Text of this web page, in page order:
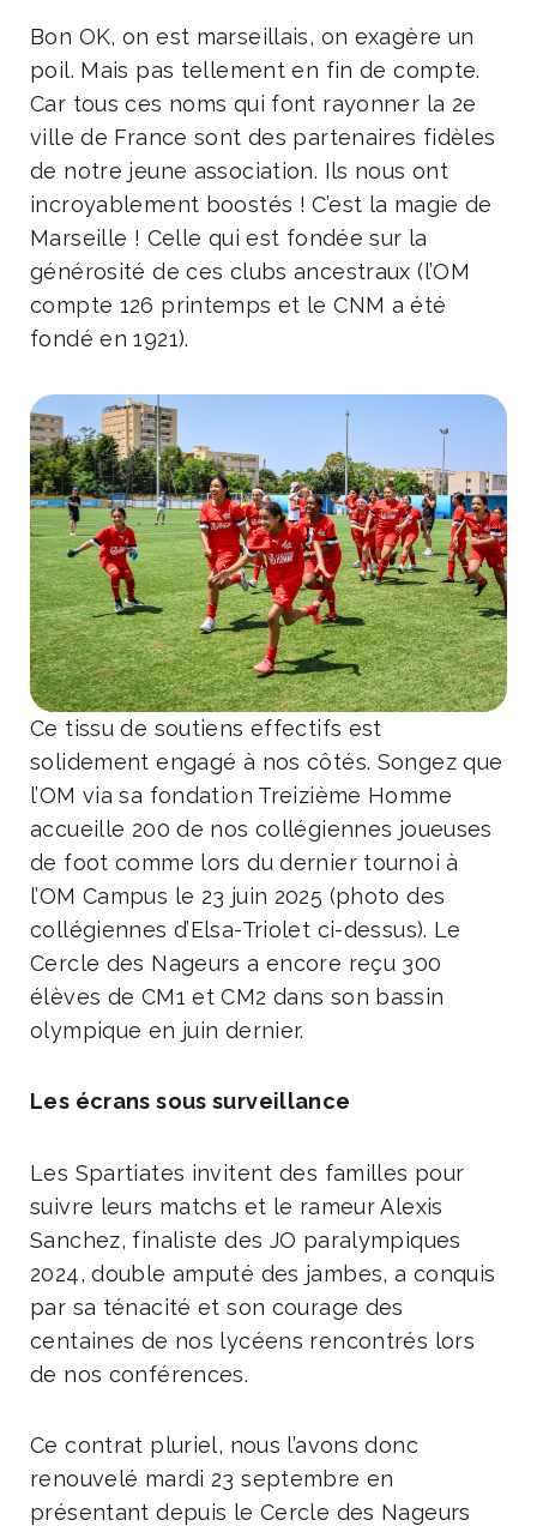
Bon OK, on est marseillais, on exagère un
poil. Mais pas tellement en fin de compte.
Car tous ces noms qui font rayonner la 2e
ville de France sont des partenaires fidèles
de notre jeune association. Ils nous ont
incroyablement boostés ! C’est la magie de
Marseille ! Celle qui est fondée sur la
générosité de ces clubs ancestraux (l’OM
compte 126 printemps et le CNM a été
fondé en 1921).
Ce tissu de soutiens effectifs est
solidement engagé à nos côtés. Songez que
l’OM via sa fondation Treizième Homme
accueille 200 de nos collégiennes joueuses
de foot comme lors du dernier tournoi à
l’OM Campus le 23 juin 2025 (photo des
collégiennes d’Elsa-Triolet ci-dessus). Le
Cercle des Nageurs a encore reçu 300
élèves de CM1 et CM2 dans son bassin
olympique en juin dernier.
Les écrans sous surveillance
Les Spartiates invitent des familles pour
suivre leurs matchs et le rameur Alexis
Sanchez, finaliste des JO paralympiques
2024, double amputé des jambes, a conquis
par sa ténacité et son courage des
centaines de nos lycéens rencontrés lors
de nos conférences.
Ce contrat pluriel, nous l’avons donc
renouvelé mardi 23 septembre en
présentant depuis le Cercle des Nageurs